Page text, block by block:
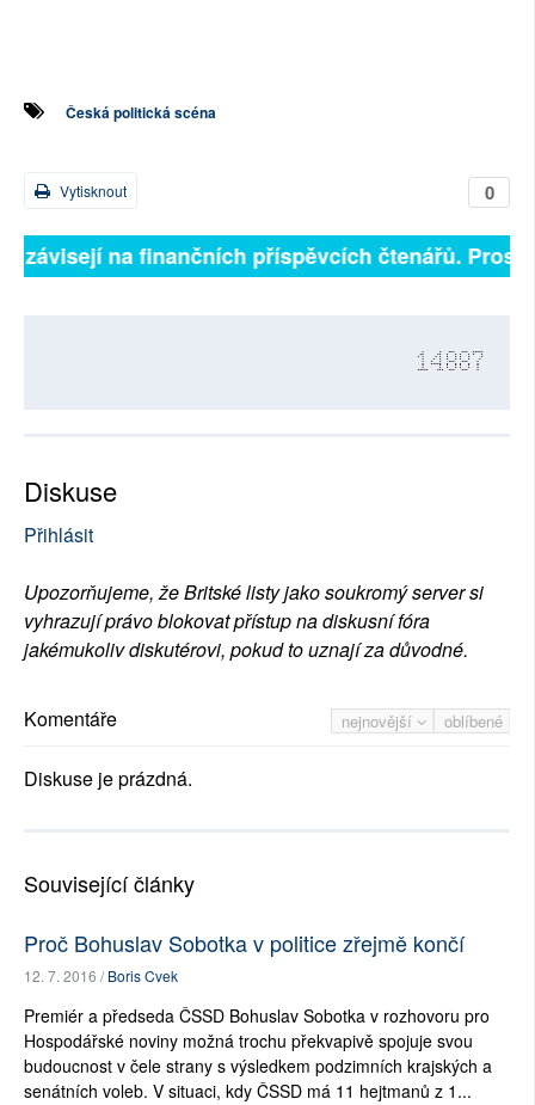
Česká politická scéna
0
Vytisknout
závisejí na finančních příspěvcích čtenářů.
14887
Diskuse
Přihlásit
Upozorňujeme, že Britské listy jako soukromý server si
vyhrazují právo blokovat přístup na diskusní fóra
jakémukoliv diskutérovi, pokud to uznají za důvodné.
nejnovější oblíbené
Komentáře
Diskuse je prázdná.
Související články
Proč Bohuslav Sobotka v politice zřejmě končí
12. 7. 2016 /Boris Cvek
Premiér a předseda ČSSD Bohuslav Sobotka v rozhovoru pro
Hospodářské noviny možná trochu překvapivě spojuje svou
budoucnost v čele strany s výsledkem podzimních krajských a
senátních voleb. V situaci, kdy ČSSD má 11 hejtmanů z 1...